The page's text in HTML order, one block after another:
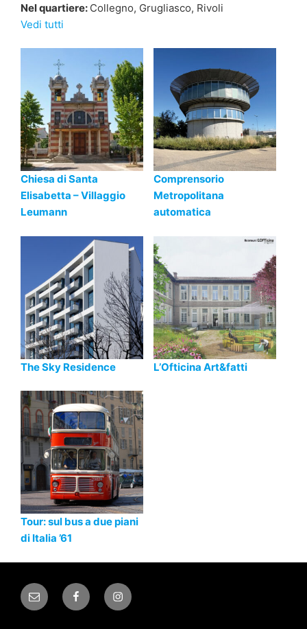
Nel quartiere: Collegno, Grugliasco, Rivoli
Vedi tutti
Chiesa di Santa
Elisabetta – Villaggio
Leumann
Comprensorio
Metropolitana
automatica
The Sky Residence L’Ofticina Art&fatti
Tour: sul bus a due piani
di Italia ’61
Email FacebookInstagram